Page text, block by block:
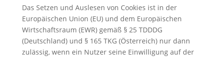
Das Setzen und Auslesen von Cookies ist in der
Europäischen Union (EU) und dem Europäischen
Wirtschaftsraum (EWR) gemäß § 25 TDDDG
(Deutschland) und § 165 TKG (Österreich) nur dann
zulässig, wenn ein Nutzer seine Einwilligung auf der